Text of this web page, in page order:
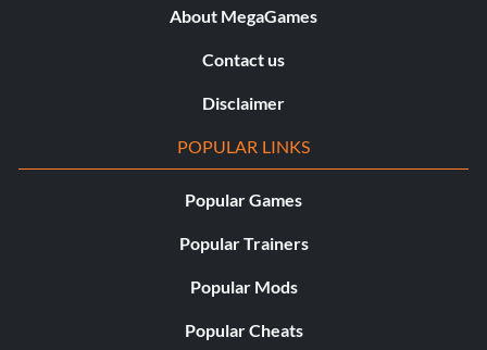
About MegaGames
Contact us
Disclaimer
POPULAR LINKS
Popular Games
Popular Trainers
Popular Mods
Popular Cheats